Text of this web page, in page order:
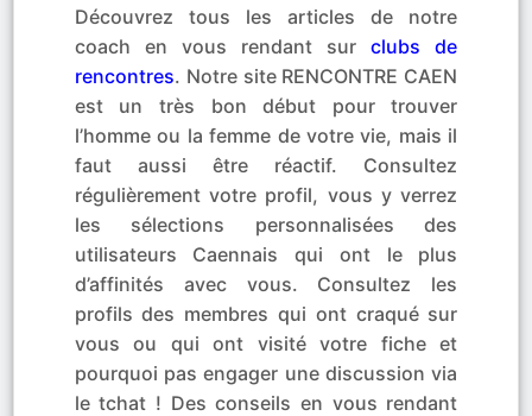
Découvrez tous les articles de notre
coach en vous rendant surclubs de
rencontres. Notre site RENCONTRE CAEN
est un très bon début pour trouver
l’homme ou la femme de votre vie, mais il
faut aussi être réactif. Consultez
régulièrement votre profil, vous y verrez
les sélections personnalisées des
utilisateurs Caennais qui ont le plus
d’affinités avec vous. Consultez les
profils des membres qui ont craqué sur
vous ou qui ont visité votre fiche et
pourquoi pas engager une discussion via
le tchat ! Des conseils en vous rendant